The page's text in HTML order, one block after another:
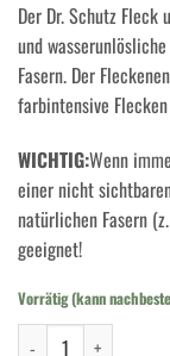
Der Dr. Schutz
und
Fasern. Der
farbintensive
WICHTIG:Wenn
einer nicht
natürlichen Fasern
geeignet!
Vorrätig (kann
Dr. Schutz FLECK